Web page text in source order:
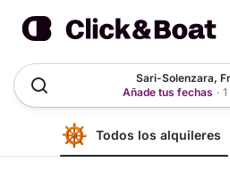
Sari-Solenzara,
Añade tus fechas ·
Todos los alquileres